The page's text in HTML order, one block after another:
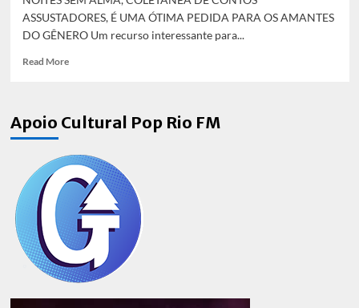
ASSUSTADORES, É UMA ÓTIMA PEDIDA PARA OS AMANTES
DO GÊNERO Um recurso interessante para...
Read MoreRead
SUA
LITERATURA
E
MÚSICA
Apoio Cultural Pop Rio FM